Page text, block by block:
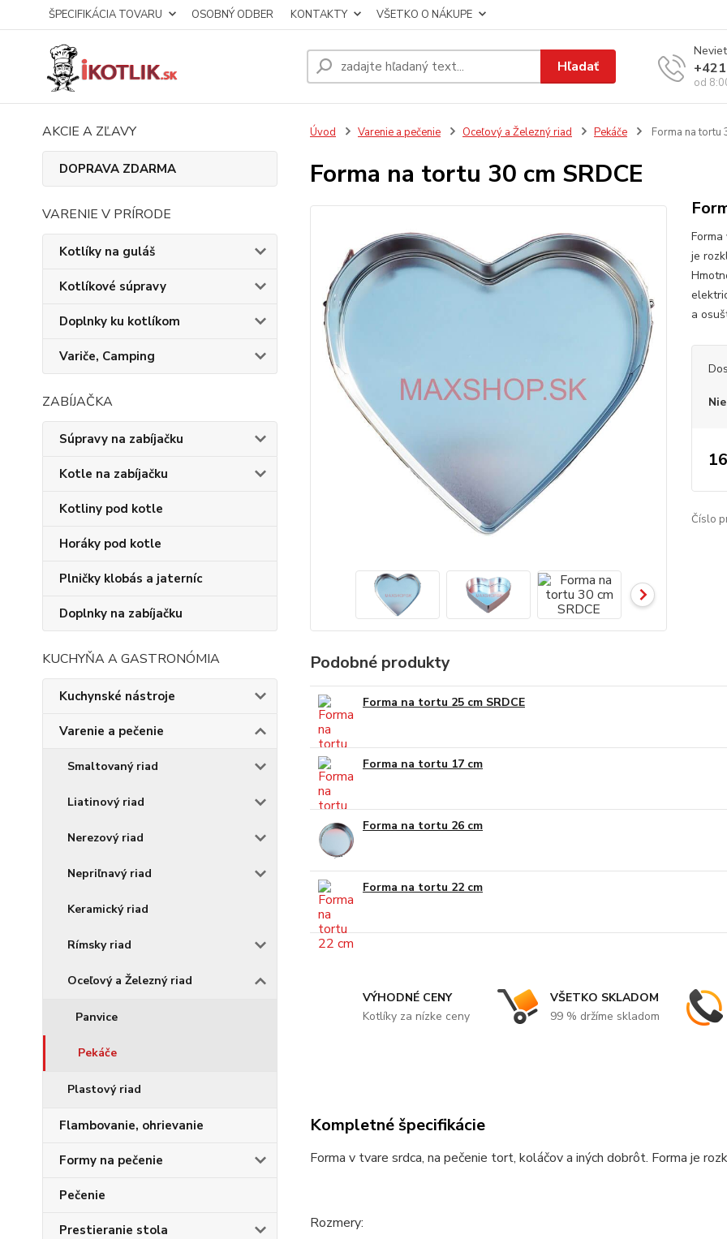
ŠPECIFIKÁCIA TOVARU OSOBNÝ ODBER KONTAKTY VŠETKO O NÁKUPE
Hľadať
od
AKCIE A ZĽAVY
DOPRAVA ZDARMA
VARENIE V PRÍRODE
Kotlíky na guláš
Kotlíkové súpravy
Doplnky ku kotlíkom
Variče, Camping
ZABÍJAČKA
Súpravy na zabíjačku
Kotle na zabíjačku
Kotliny pod kotle
Horáky pod kotle
Plničky klobás a jaterníc
Doplnky na zabíjačku
KUCHYŇA A GASTRONÓMIA
Kuchynské nástroje
Varenie a pečenie
Smaltovaný riad
Liatinový riad
Nerezový riad
Nepriľnavý riad
Keramický riad
Rímsky riad
Oceľový a Železný riad
Panvice
Pekáče
Plastový riad
Flambovanie, ohrievanie
Formy na pečenie
Pečenie
Prestieranie stola
Úvod Varenie a pečenie Oceľový a Železný riad Pekáče Forma na tortu
Forma na tortu 30 cm SRDCE
je
a
Číslo
Podobné produkty
Forma na tortu 25 cm SRDCE
Forma na tortu 17 cm
Forma na tortu 26 cm
Forma na tortu 22 cm
VÝHODNÉ CENY
Kotlíky za nízke ceny
VŠETKO SKLADOM
99 % držíme skladom
Kompletné špecifikácie
Forma v tvare srdca, na pečenie tort, koláčov a iných dobrôt. Forma je
Rozmery: